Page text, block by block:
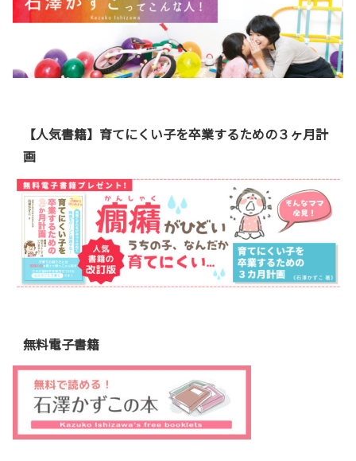
【人気書籍】育てにくい子を卒業するための３ヶ月計
画
無料電子書籍